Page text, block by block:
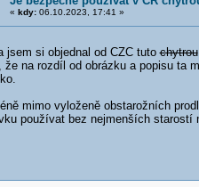
« kdy:06.10.2023, 17:41 »
jsem si objednal od CZC tutochytrou
že na rozdíl od obrázku a popisu ta
mimo vyloženě obstarožních
používat bez nejmenších starostí